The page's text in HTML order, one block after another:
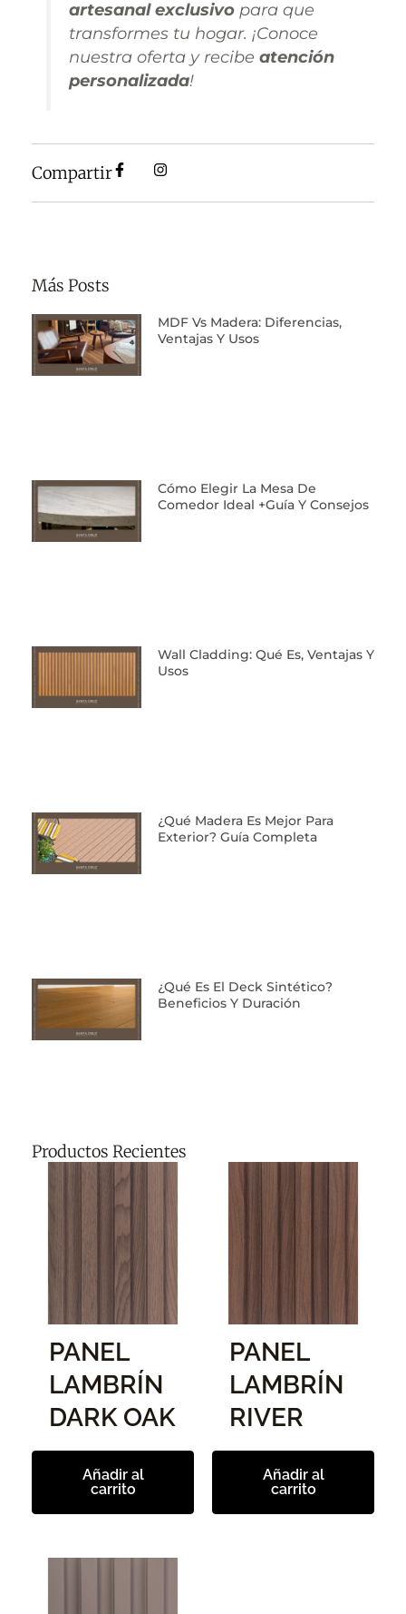
artesanal exclusivo para que
transformes tu hogar. ¡Conoce
nuestra oferta y recibeatención
personalizada!
Compartir
Más Posts
MDF Vs Madera: Diferencias,
Ventajas Y Usos
Cómo Elegir La Mesa De
Comedor Ideal +Guía Y Consejos
Wall Cladding: Qué Es, Ventajas Y
Usos
¿Qué Madera Es Mejor Para
Exterior? Guía Completa
¿Qué Es El Deck Sintético?
Beneficios Y Duración
Productos Recientes
PANEL
LAMBRÍN
DARK OAK
Añadir al
carrito
PANEL
LAMBRÍN
RIVER
Añadir al
carrito